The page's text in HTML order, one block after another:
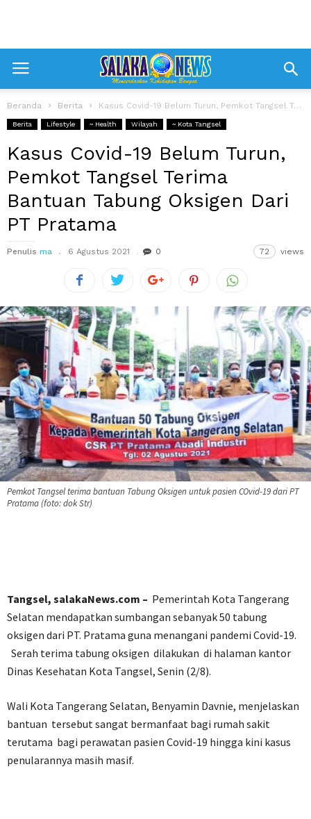
Beranda Berita Kasus Covid-19 Belum Turun, Pemkot Tangsel Terima Bantuan Tabung Oksigen Dari PT...
Berita Lifestyle ~ Health Wilayah ~ Kota Tangsel
Kasus Covid-19 Belum Turun,
Pemkot Tangsel Terima
Bantuan Tabung Oksigen Dari
PT Pratama
Penulis ma 6 Agustus 2021 0 72 views
Pemkot Tangsel terima bantuan Tabung Oksigen untuk pasien COvid-19 dari PT
Pratama (foto: dok Str)
Tangsel, salakaNews.com – Pemerintah Kota Tangerang
Selatan mendapatkan sumbangan sebanyak 50 tabung
oksigen dari PT. Pratama guna menangani pandemi Covid-19.
Serah terima tabung oksigen dilakukan di halaman kantor
Dinas Kesehatan Kota Tangsel, Senin (2/8).
Wali Kota Tangerang Selatan, Benyamin Davnie, menjelaskan
bantuan tersebut sangat bermanfaat bagi rumah sakit
terutama bagi perawatan pasien Covid-19 hingga kini kasus
penularannya masih masif.